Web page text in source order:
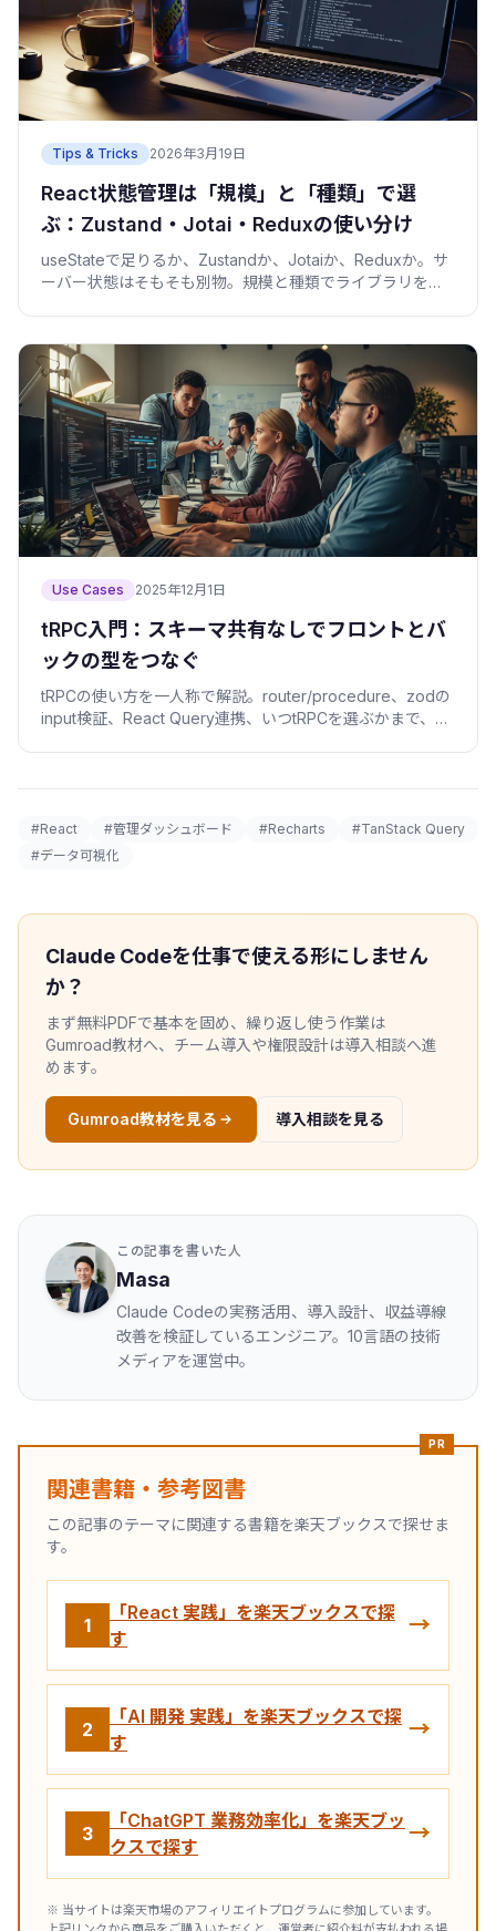
Tips & Tricks 2026年3月19日
React状態管理は「規模」と「種類」で選
ぶ：Zustand・Jotai・Reduxの使い分け
useStateで足りるか、Zustandか、Jotaiか、Reduxか。サ
ーバー状態はそもそも別物。規模と種類でライブラリを選
Use Cases 2025年12月1日
tRPC入門：スキーマ共有なしでフロントとバ
ックの型をつなぐ
tRPCの使い方を一人称で解説。router/procedure、zodの
input検証、React Query連携、いつtRPCを選ぶかまで、コ
#React #管理ダッシュボード #Recharts
#TanStack Query
#データ可視化
Claude Codeを仕事で使える形にしません
か？
まず無料PDFで基本を固め、繰り返し使う作業は
Gumroad教材へ、チーム導入や権限設計は導入相談へ進
めます。
Gumroad教材を見る 導入相談を見る
この記事を書いた人
Masa
Claude Codeの実務活用、導入設計、収益導線
改善を検証しているエンジニア。10言語の技術
メディアを運営中。
PR
関連書籍・参考図書
この記事のテーマに関連する書籍を楽天ブックスで探せま
す。
1
「React 実践」を楽天ブックスで探
す
→
2
「AI 開発 実践」を楽天ブックスで探
す
→
3
「ChatGPT 業務効率化」を楽天ブッ
クスで探す
→
※ 当サイトは楽天市場のアフィリエイトプログラムに参加しています。